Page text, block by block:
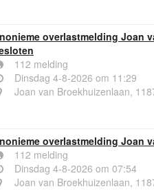
overlastmelding Joan
112 melding
Dinsdag 4-8-2026 om 11:29
Joan van Broekhuizenlaan,
overlastmelding Joan
112 melding
Dinsdag 4-8-2026 om 07:54
Joan van Broekhuizenlaan,